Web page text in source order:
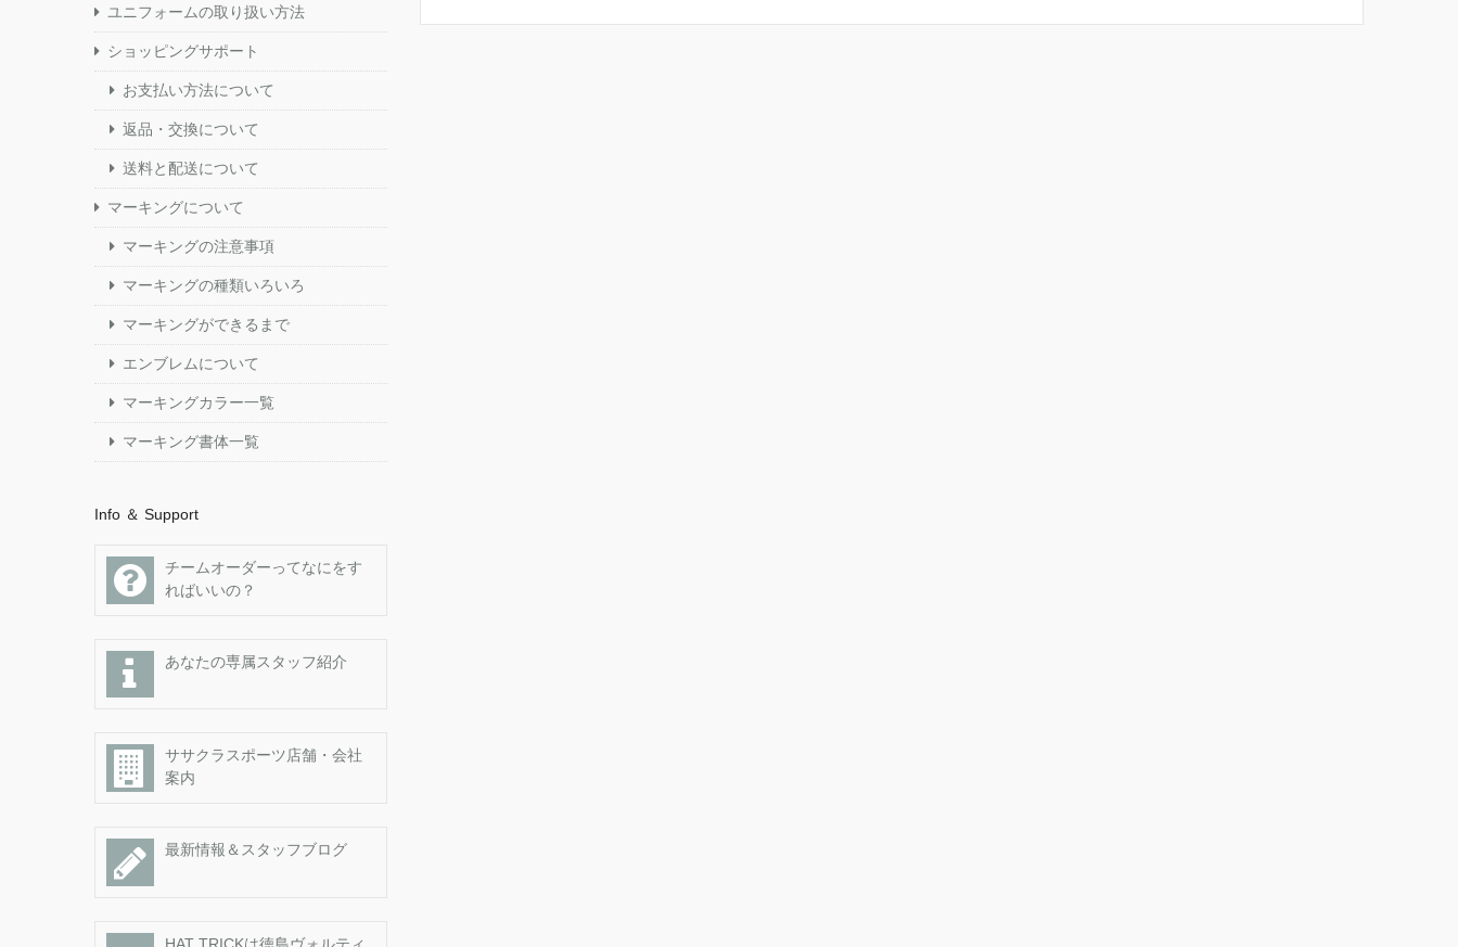
ユニフォームの取り扱い方法
ショッピングサポート
お支払い方法について
返品・交換について
送料と配送について
マーキングについて
マーキングの注意事項
マーキングの種類いろいろ
マーキングができるまで
エンブレムについて
マーキングカラー一覧
マーキング書体一覧
Info ＆ Support
チームオーダーってなにをす
ればいいの？
あなたの専属スタッフ紹介
ササクラスポーツ店舗・会社
案内
最新情報＆スタッフブログ